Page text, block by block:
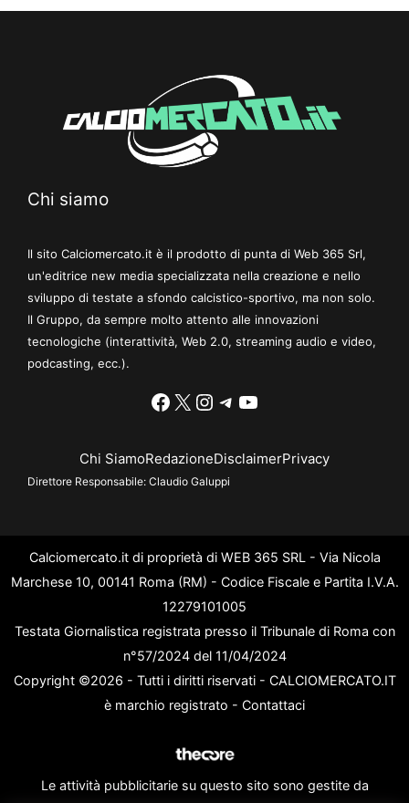
Chi siamo
Il sito Calciomercato.it è il prodotto di punta di Web 365 Srl,
un'editrice new media specializzata nella creazione e nello
sviluppo di testate a sfondo calcistico-sportivo, ma non solo.
Il Gruppo, da sempre molto attento alle innovazioni
tecnologiche (interattività, Web 2.0, streaming audio e video,
podcasting, ecc.).
Facebook
X Instagram
Telegram
YouTube
Chi SiamoRedazioneDisclaimerPrivacy
Direttore Responsabile: Claudio Galuppi
Calciomercato.it di proprietà di WEB 365 SRL - Via Nicola
Marchese 10, 00141 Roma (RM) - Codice Fiscale e Partita I.V.A.
12279101005
Testata Giornalistica registrata presso il Tribunale di Roma con
n°57/2024 del 11/04/2024
Copyright ©2026 - Tutti i diritti riservati - CALCIOMERCATO.IT
è marchio registrato - Contattaci
Le attività pubblicitarie su questo sito sono gestite da